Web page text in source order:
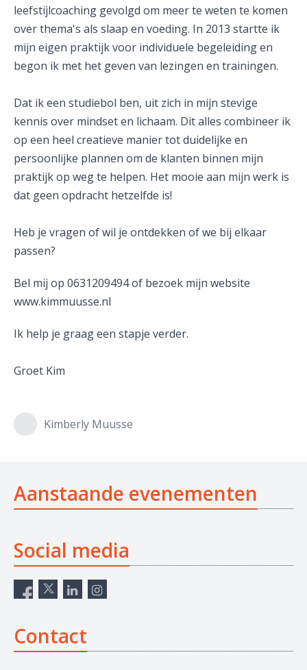
leefstijlcoaching gevolgd om meer te weten te komen
over thema's als slaap en voeding. In 2013 startte ik
mijn eigen praktijk voor individuele begeleiding en
begon ik met het geven van lezingen en trainingen.
Dat ik een studiebol ben, uit zich in mijn stevige
kennis over mindset en lichaam. Dit alles combineer ik
op een heel creatieve manier tot duidelijke en
persoonlijke plannen om de klanten binnen mijn
praktijk op weg te helpen. Het mooie aan mijn werk is
dat geen opdracht hetzelfde is!
Heb je vragen of wil je ontdekken of we bij elkaar
passen?
Bel mij op 0631209494 of bezoek mijn website
www.kimmuusse.nl
Ik help je graag een stapje verder.
Groet Kim
Kimberly Muusse
Aanstaande evenementen
Social media
Contact